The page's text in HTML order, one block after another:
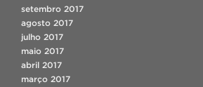
setembro 2017
agosto 2017
julho 2017
maio 2017
abril 2017
março 2017